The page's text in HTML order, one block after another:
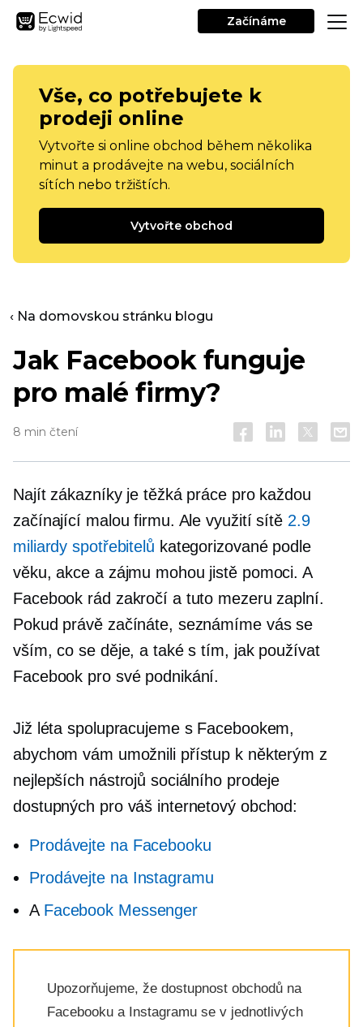
Začínáme
Vše, co potřebujete k
prodeji online
Vytvořte si online obchod během několika
minut a prodávejte na webu, sociálních
sítích nebo tržištích.
Vytvořte obchod
‹ Na domovskou stránku blogu
Jak Facebook funguje
pro malé firmy?
8 min čtení
Najít zákazníky je těžká práce pro každou
začínající malou firmu. Ale využití sítě 2.9
miliardy spotřebitelů kategorizované podle
věku, akce a zájmu mohou jistě pomoci. A
Facebook rád zakročí a tuto mezeru zaplní.
Pokud právě začínáte, seznámíme vás se
vším, co se děje, a také s tím, jak používat
Facebook pro své podnikání.
Již léta spolupracujeme s Facebookem,
abychom vám umožnili přístup k některým z
nejlepších nástrojů sociálního prodeje
dostupných pro váš internetový obchod:
Prodávejte na Facebooku
Prodávejte na Instagramu
A Facebook Messenger
Upozorňujeme, že dostupnost obchodů na
Facebooku a Instagramu se v jednotlivých